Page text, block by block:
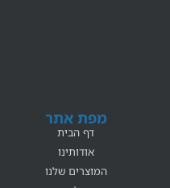
מפת אתר
דף הבית
אודותינו
המוצרים שלנו